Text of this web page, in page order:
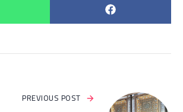
PREVIOUS POST